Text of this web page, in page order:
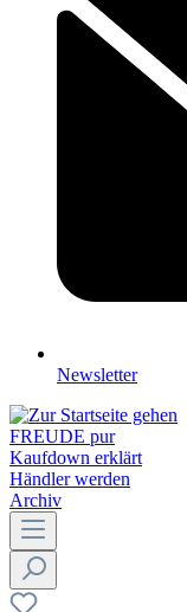
Newsletter
FREUDE pur
Kaufdown erklärt
Händler werden
Archiv